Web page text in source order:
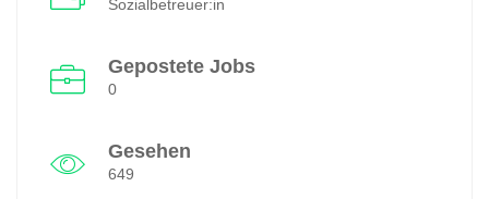
Sozialbetreuer:in
Gepostete Jobs
0
Gesehen
649